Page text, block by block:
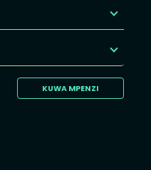
KUWA MPENZI